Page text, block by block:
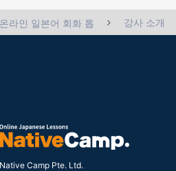
온라인 일본어 회화 톱 강사 소개
Native Camp Pte. Ltd.